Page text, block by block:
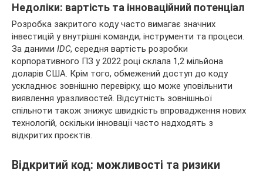
Недоліки: вартість та інноваційний потенціал
Розробка закритого коду часто вимагає значних
інвестицій у внутрішні команди, інструменти та процеси.
За даними IDC, середня вартість розробки
корпоративного ПЗ у 2022 році склала 1,2 мільйона
доларів США. Крім того, обмежений доступ до коду
ускладнює зовнішню перевірку, що може уповільнити
виявлення уразливостей. Відсутність зовнішньої
спільноти також знижує швидкість впровадження нових
технологій, оскільки інновації часто надходять з
відкритих проєктів.
Відкритий код: можливості та ризики